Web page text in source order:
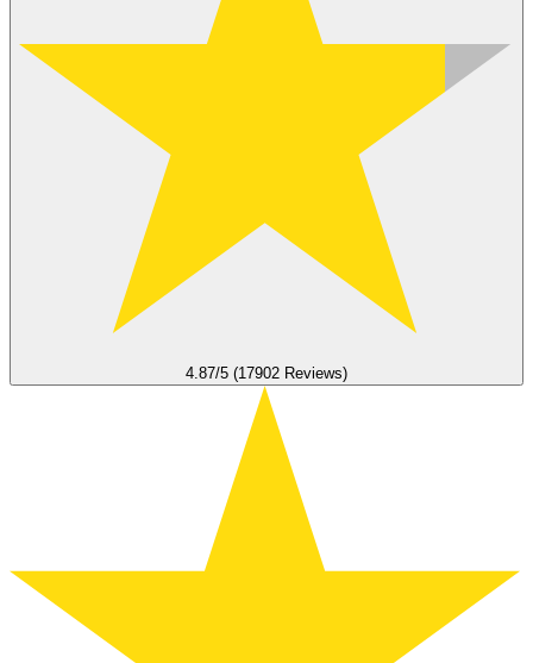
4.87/5 (17902 Reviews)